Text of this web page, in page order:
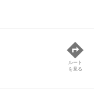
ルート
を見る